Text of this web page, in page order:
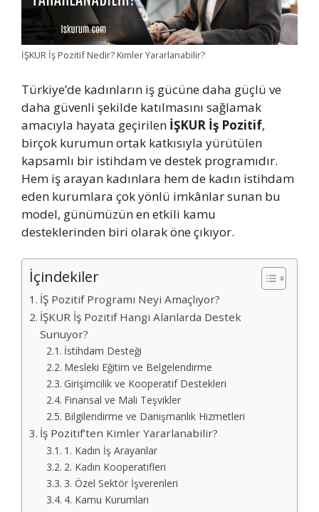
İŞKUR İş Pozitif Nedir? Kimler Yararlanabilir?
Türkiye’de kadınların iş gücüne daha güçlü ve
daha güvenli şekilde katılmasını sağlamak
amacıyla hayata geçirilen İŞKUR İş Pozitif,
birçok kurumun ortak katkısıyla yürütülen
kapsamlı bir istihdam ve destek programıdır.
Hem iş arayan kadınlara hem de kadın istihdam
eden kurumlara çok yönlü imkânlar sunan bu
model, günümüzün en etkili kamu
desteklerinden biri olarak öne çıkıyor.
İçindekiler
İŞ Pozitif Programı Neyi Amaçlıyor?
İŞKUR İş Pozitif Hangi Alanlarda Destek
Sunuyor?
İstihdam Desteği
Mesleki Eğitim ve Belgelendirme
Girişimcilik ve Kooperatif Destekleri
Finansal ve Mali Teşvikler
Bilgilendirme ve Danışmanlık Hizmetleri
İş Pozitif’ten Kimler Yararlanabilir?
1. Kadın İş Arayanlar
2. Kadın Kooperatifleri
3. Özel Sektör İşverenleri
4. Kamu Kurumları